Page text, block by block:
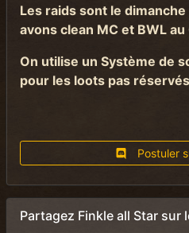
Les raids sont le
avons clean MC et BWL
On utilise un Système de
pour les loots pas
Postuler
Partagez Finkle all Star sur